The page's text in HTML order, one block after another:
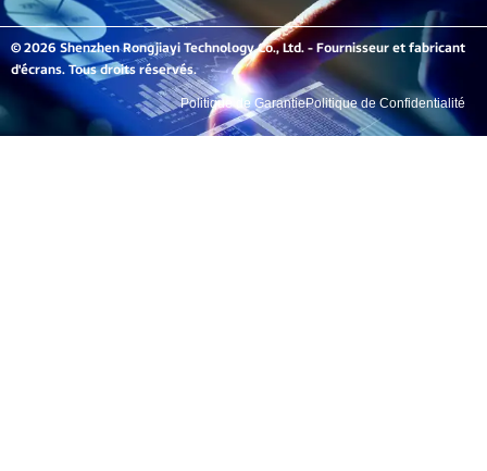
© 2026 Shenzhen Rongjiayi Technology Co., Ltd. - Fournisseur et fabricant
d'écrans. Tous droits réservés.
Politique de Confidentialité
Politique de Garantie